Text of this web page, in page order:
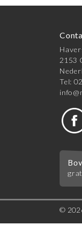
2153
Tel:
©